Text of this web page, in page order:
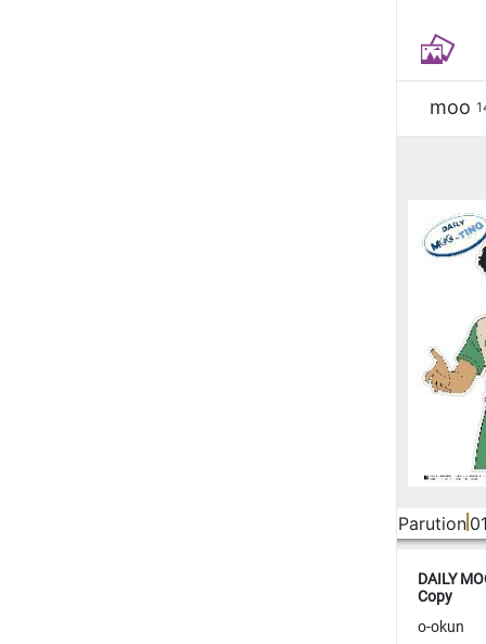
moo
Parution
DAILY
Copy
o-okun